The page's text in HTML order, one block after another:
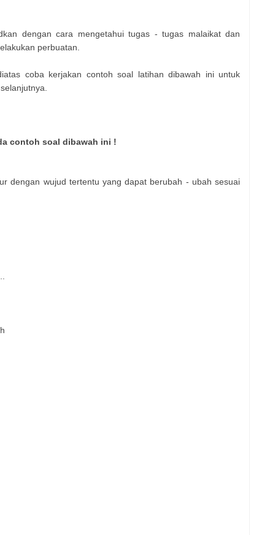
dengan cara mengetahui tugas - tugas malaikat dan
perbuatan.
coba kerjakan contoh soal latihan dibawah ini untuk
contoh soal dibawah ini !
dengan wujud tertentu yang dapat berubah - ubah sesuai